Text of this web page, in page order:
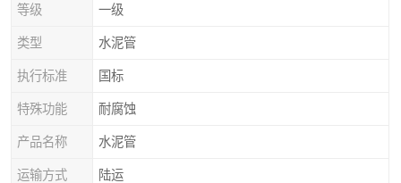
等级 一级
类型 水泥管
执行标准 国标
特殊功能 耐腐蚀
产品名称 水泥管
运输方式 陆运